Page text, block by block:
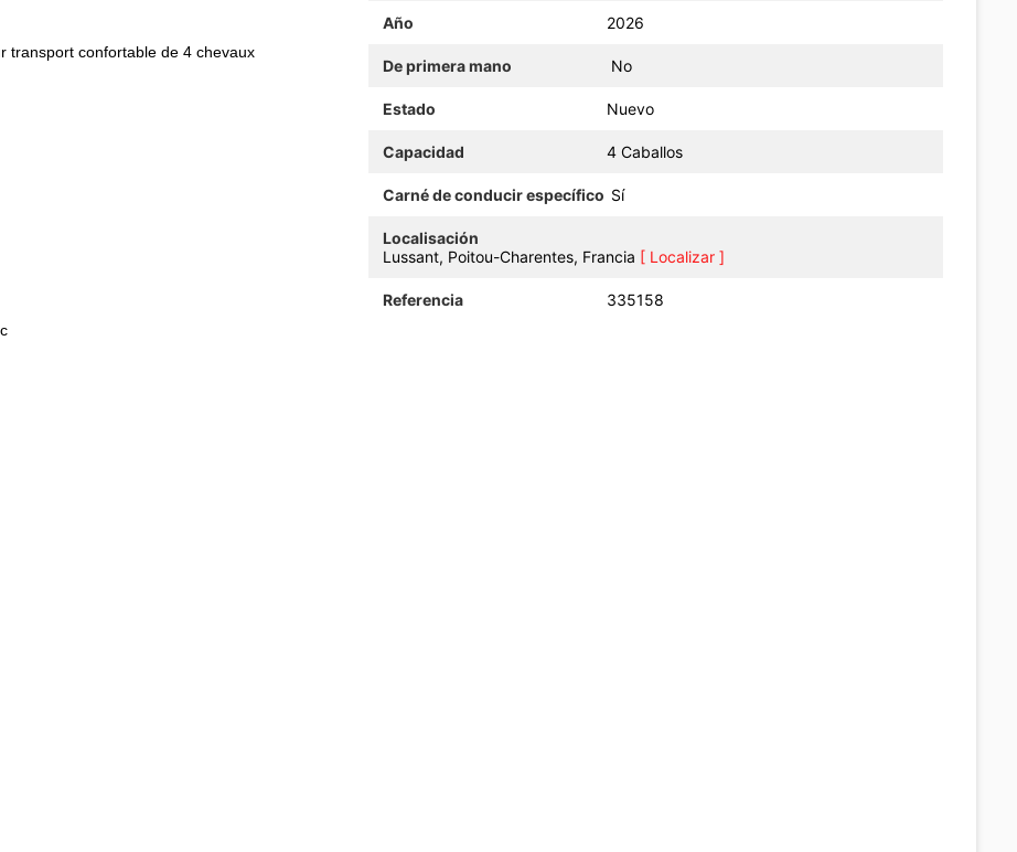
transport confortable de 4 chevaux
Año 2026
De primera mano No
Estado Nuevo
Capacidad 4 Caballos
Carné de conducir específico Sí
Localisación
Lussant, Poitou-Charentes, Francia [ Localizar ]
Referencia 335158